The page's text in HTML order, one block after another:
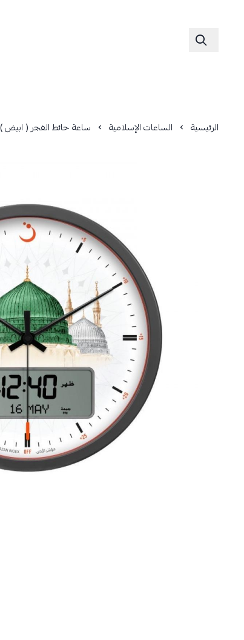
الرئيسية الساعات الإسلامية ساعة حائط الفجر ( ابيض ) 1